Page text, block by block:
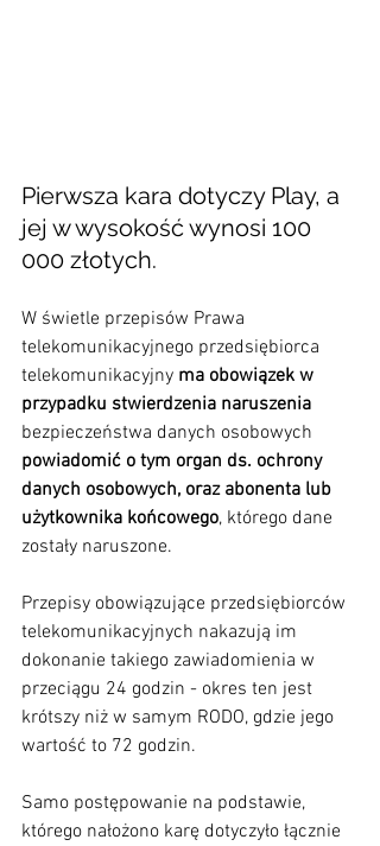
Pierwsza kara dotyczy Play, a
jej w wysokość wynosi 100
000 złotych.
W świetle przepisów Prawa
telekomunikacyjnego przedsiębiorca
telekomunikacyjny ma obowiązek w
przypadku stwierdzenia naruszenia
bezpieczeństwa danych osobowych
powiadomić o tym organ ds. ochrony
danych osobowych, oraz abonenta lub
użytkownika końcowego, którego dane
zostały naruszone.
Przepisy obowiązujące przedsiębiorców
telekomunikacyjnych nakazują im
dokonanie takiego zawiadomienia w
przeciągu 24 godzin - okres ten jest
krótszy niż w samym RODO, gdzie jego
wartość to 72 godzin.
Samo postępowanie na podstawie,
którego nałożono karę dotyczyło łącznie